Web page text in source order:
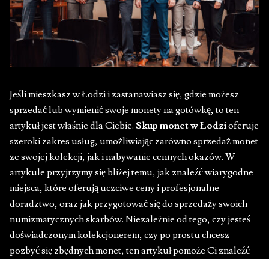
Jeśli mieszkasz w Łodzi i zastanawiasz się, gdzie możesz
sprzedać lub wymienić swoje monety na gotówkę, to ten
artykuł jest właśnie dla Ciebie. Skup monet w Łodzioferuje
szeroki zakres usług, umożliwiając zarówno sprzedaż monet
ze swojej kolekcji, jak i nabywanie cennych okazów. W
artykule przyjrzymy się bliżej temu, jak znaleźć wiarygodne
miejsca, które oferują uczciwe ceny i profesjonalne
doradztwo, oraz jak przygotować się do sprzedaży swoich
numizmatycznych skarbów. Niezależnie od tego, czy jesteś
doświadczonym kolekcjonerem, czy po prostu chcesz
pozbyć się zbędnych monet, ten artykuł pomoże Ci znaleźć